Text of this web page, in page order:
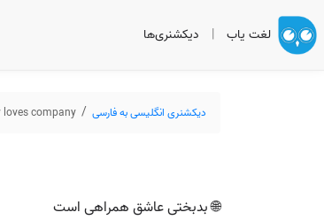
لغت یاب | دیکشنری‌ها
دیکشنری انگلیسی به فارسی loves company
🌐 بدبختی عاشق همراهی است